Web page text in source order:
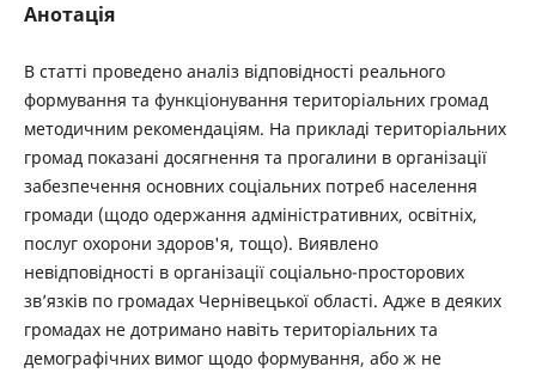
Анотація
В статті проведено аналіз відповідності реального
формування та функціонування територіальних громад
методичним рекомендаціям. На прикладі територіальних
громад показані досягнення та прогалини в організації
забезпечення основних соціальних потреб населення
громади (щодо одержання адміністративних, освітніх,
послуг охорони здоров'я, тощо). Виявлено
невідповідності в організації соціально-просторових
зв’язків по громадах Чернівецької області. Адже в деяких
громадах не дотримано навіть територіальних та
демографічних вимог щодо формування, або ж не